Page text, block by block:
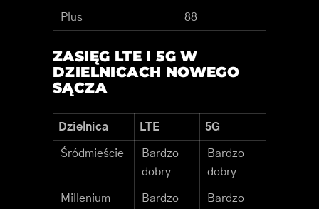
Plus 88
ZASIĘG LTE I 5G W
DZIELNICACH NOWEGO
SĄCZA
Dzielnica LTE 5G
Śródmieście
Bardzo
dobry
Bardzo
dobry
Millenium
Bardzo
Bardzo